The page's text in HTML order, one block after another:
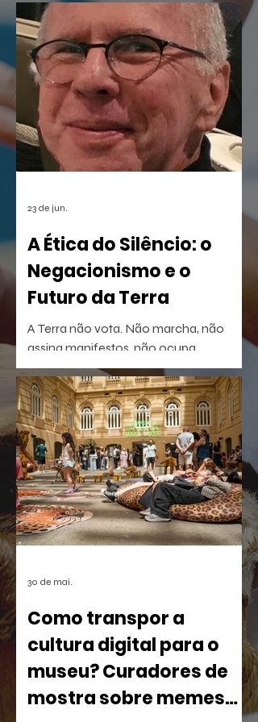
de democratização da cultura digital,
como também estreia duas produções
que prometem dar o que falar: o
musical infantil A Borboleta Sem Asas e
a homenagem nortista
A Ética do Silêncio: o
Negacionismo e o
Futuro da Terra
A Terra não vota. Não marcha, não
assina manifestos, não ocupa
palanques. Talvez por isso seja tão fácil
esquecê-la.
23 de jun.
Como transpor a
cultura digital para o
museu? Curadores de
mostra sobre memes
30 de mai.